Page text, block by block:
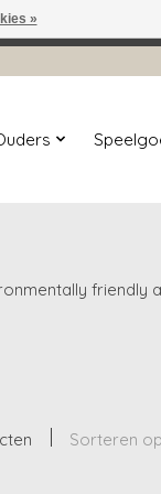
friendly
Sorteren op
» of